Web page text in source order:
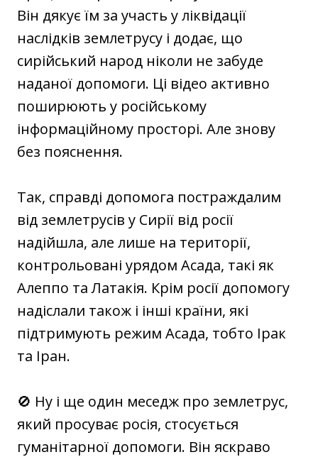
Він дякує їм за участь у ліквідації
наслідків землетрусу і додає, що
сирійський народ ніколи не забуде
наданої допомоги. Ці відео активно
поширюють у російському
інформаційному просторі. Але знову
без пояснення.
Так, справді допомога постраждалим
від землетрусів у Сирії від росії
надійшла, але лише на території,
контрольовані урядом Асада, такі як
Алеппо та Латакія. Крім росії допомогу
надіслали також і інші країни, які
підтримують режим Асада, тобто Ірак
та Іран.
🚫 Ну і ще один меседж про землетрус,
який просуває росія, стосується
гуманітарної допомоги. Він яскраво